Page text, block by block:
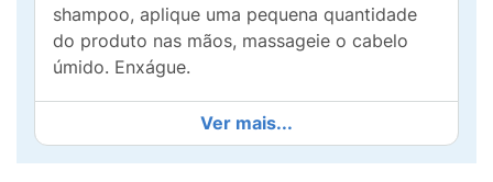
shampoo, aplique uma pequena quantidade
do produto nas mãos, massageie o cabelo
úmido. Enxágue.
Ver mais...